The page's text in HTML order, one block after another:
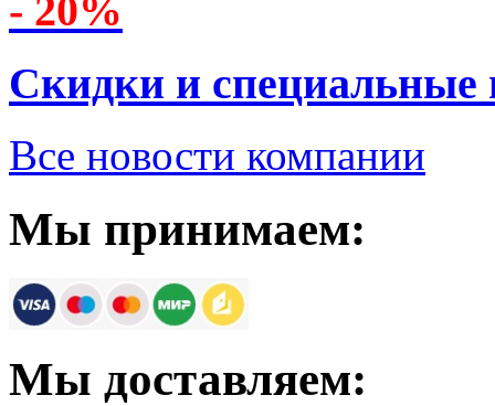
- 20%
Скидки и специальные
Все новости компании
Мы принимаем:
Мы доставляем: